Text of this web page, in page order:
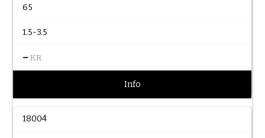
65
1.5-3.5
– KR
Info
18004